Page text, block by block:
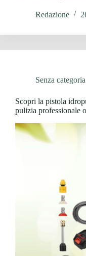
Redazione
Senza categoria
Scopri la pistola
pulizia professionale